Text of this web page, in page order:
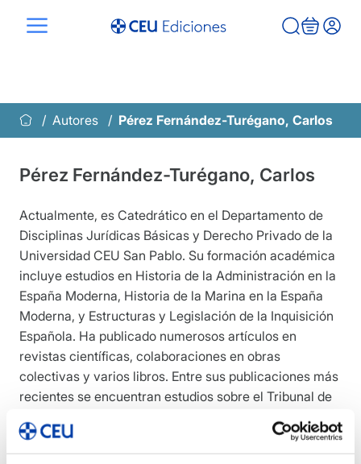
Autores Pérez Fernández-Turégano, Carlos
Pérez Fernández-Turégano, Carlos
Actualmente, es Catedrático en el Departamento de
Disciplinas Jurídicas Básicas y Derecho Privado de la
Universidad CEU San Pablo. Su formación académica
incluye estudios en Historia de la Administración en la
España Moderna, Historia de la Marina en la España
Moderna, y Estructuras y Legislación de la Inquisición
Española. Ha publicado numerosos artículos en
revistas científicas, colaboraciones en obras
colectivas y varios libros. Entre sus publicaciones más
recientes se encuentran estudios sobre el Tribunal de
la Inquisición de Mallorca y la historia de la Armada
Española. Coordinador de diversas jornadas y
simposios internacionales sobre temas históricos y